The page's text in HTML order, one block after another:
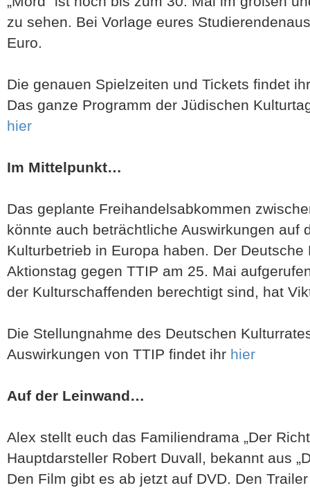
zu sehen. Bei Vorlage eures
Euro.
Die genauen Spielzeiten und Tickets findet
Das ganze Programm der Jüdischen
hier
Im Mittelpunkt…
Das geplante Freihandelsabkommen
könnte auch beträchtliche Auswirkungen auf
Kulturbetrieb in Europa haben. Der
Aktionstag gegen TTIP am 25. Mai
der Kulturschaffenden berechtigt sind, hat
Die Stellungnahme des Deutschen
Auswirkungen von TTIP findet ihr hier
Auf der Leinwand…
Alex stellt euch das Familiendrama „Der
Hauptdarsteller Robert Duvall, bekannt aus
Den Film gibt es ab jetzt auf DVD. Den